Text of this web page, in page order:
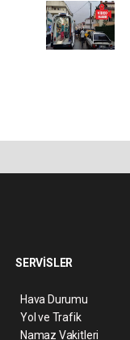
SERVİSLER
Hava Durumu
Yol ve Trafik
Namaz Vakitleri